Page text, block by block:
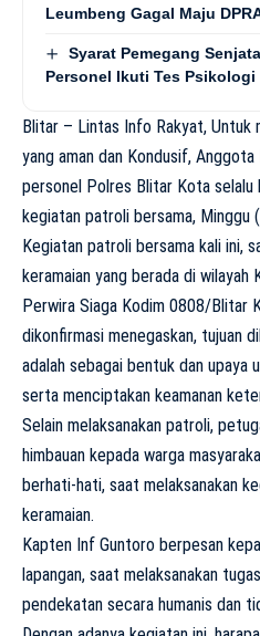
Leumbeng Gagal Maju
Syarat Pemegang
Personel Ikuti Tes Psikologi
Blitar – Lintas Info Rakyat, Untuk
yang aman dan Kondusif,
personel Polres Blitar Kota selalu
kegiatan patroli bersama, Minggu
Kegiatan patroli bersama kali ini,
keramaian yang berada di wilayah
Perwira Siaga Kodim 0808/Blitar
dikonfirmasi menegaskan, tujuan
adalah sebagai bentuk dan upaya
serta menciptakan keamanan
Selain melaksanakan patroli,
himbauan kepada warga
berhati-hati, saat melaksanakan
keramaian.
Kapten Inf Guntoro berpesan
lapangan, saat melaksanakan
pendekatan secara humanis dan